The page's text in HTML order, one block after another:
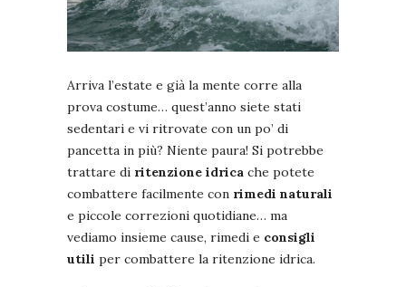
Arriva l’estate e già la mente corre alla
prova costume… quest’anno siete stati
sedentari e vi ritrovate con un po’ di
pancetta in più? Niente paura! Si potrebbe
trattare di ritenzione idrica che potete
combattere facilmente con rimedi naturali
e piccole correzioni quotidiane… ma
vediamo insieme cause, rimedi e consigli
utili per combattere la ritenzione idrica.